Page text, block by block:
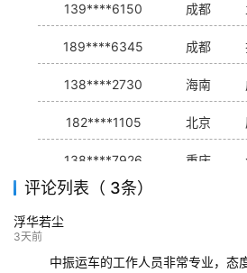
139****6150 成都
189****6345 成都
138****2730 海南
182****1105 北京
138****7926 重庆
139****9233
评论列表（ 3条）
浮华若尘
3天前
中振运车的工作人员非常专业，态